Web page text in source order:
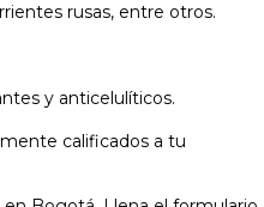
rusas, entre otros.
y anticelulíticos.
calificados a tu